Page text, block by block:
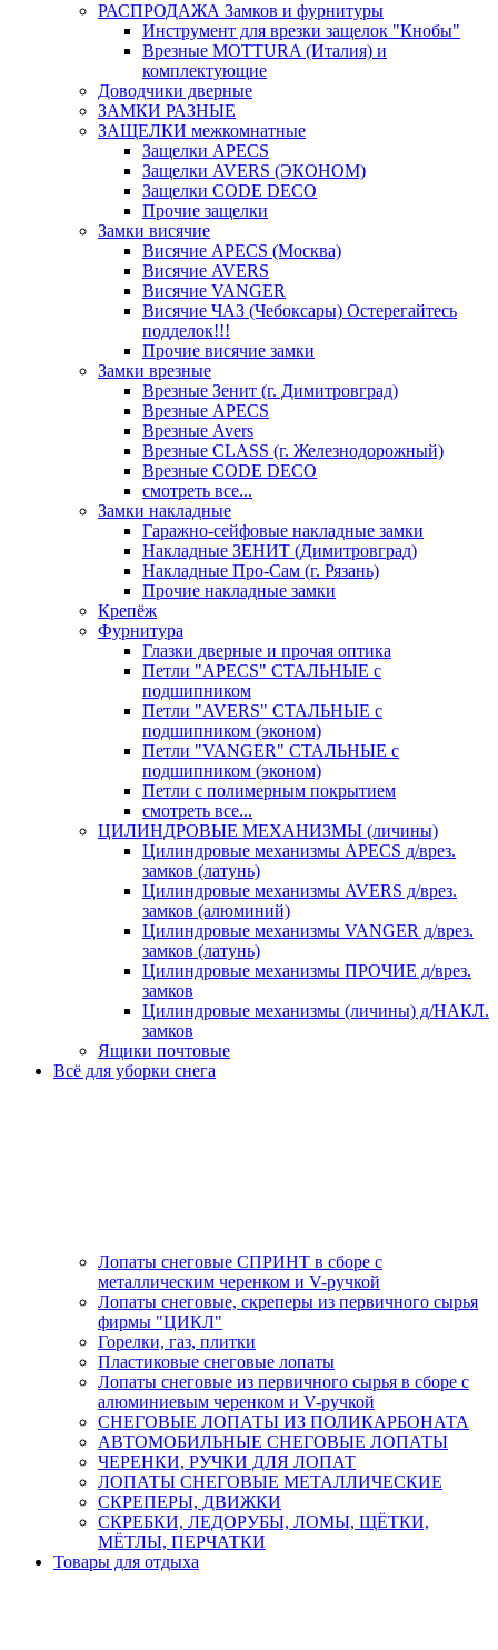
РАСПРОДАЖА Замков и фурнитуры
Инструмент для врезки защелок "Кнобы"
Врезные MOTTURA (Италия) и
комплектующие
Доводчики дверные
ЗАМКИ РАЗНЫЕ
ЗАЩЕЛКИ межкомнатные
Защелки APECS
Защелки AVERS (ЭКОНОМ)
Защелки CODE DECO
Прочие защелки
Замки висячие
Висячие APECS (Москва)
Висячие AVERS
Висячие VANGER
Висячие ЧАЗ (Чебоксары) Остерегайтесь
подделок!!!
Прочие висячие замки
Замки врезные
Врезные Зенит (г. Димитровград)
Врезные APECS
Врезные Avers
Врезные CLASS (г. Железнодорожный)
Врезные CODE DECO
смотреть все...
Замки накладные
Гаражно-сейфовые накладные замки
Накладные ЗЕНИТ (Димитровград)
Накладные Про-Сам (г. Рязань)
Прочие накладные замки
Крепёж
Фурнитура
Глазки дверные и прочая оптика
Петли "APECS" СТАЛЬНЫЕ с
подшипником
Петли "AVERS" СТАЛЬНЫЕ с
подшипником (эконом)
Петли "VANGER" СТАЛЬНЫЕ с
подшипником (эконом)
Петли с полимерным покрытием
смотреть все...
ЦИЛИНДРОВЫЕ МЕХАНИЗМЫ (личины)
Цилиндровые механизмы APECS д/врез.
замков (латунь)
Цилиндровые механизмы AVERS д/врез.
замков (алюминий)
Цилиндровые механизмы VANGER д/врез.
замков (латунь)
Цилиндровые механизмы ПРОЧИЕ д/врез.
замков
Цилиндровые механизмы (личины) д/НАКЛ.
замков
Ящики почтовые
Всё для уборки снега
Лопаты снеговые СПРИНТ в сборе с
металлическим черенком и V-ручкой
Лопаты снеговые, скреперы из первичного сырья
фирмы "ЦИКЛ"
Горелки, газ, плитки
Пластиковые снеговые лопаты
Лопаты снеговые из первичного сырья в сборе с
алюминиевым черенком и V-ручкой
СНЕГОВЫЕ ЛОПАТЫ ИЗ ПОЛИКАРБОНАТА
АВТОМОБИЛЬНЫЕ СНЕГОВЫЕ ЛОПАТЫ
ЧЕРЕНКИ, РУЧКИ ДЛЯ ЛОПАТ
ЛОПАТЫ СНЕГОВЫЕ МЕТАЛЛИЧЕСКИЕ
СКРЕПЕРЫ, ДВИЖКИ
СКРЕБКИ, ЛЕДОРУБЫ, ЛОМЫ, ЩЁТКИ,
МЁТЛЫ, ПЕРЧАТКИ
Товары для отдыха